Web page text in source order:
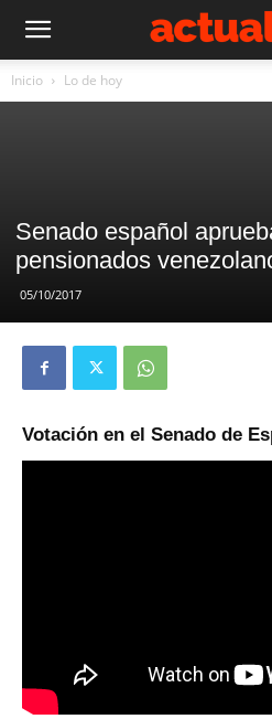
Inicio Lo de hoy
Senado español
pensionados
05/10/2017
Votación en el Senado de